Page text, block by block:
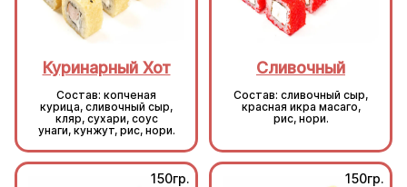
Куринарный Хот
Состав: копченая
курица, сливочный сыр,
кляр, сухари, соус
унаги, кунжут, рис, нори.
Сливочный
Состав: сливочный сыр,
красная икра масаго,
рис, нори.
150гр. 150гр.